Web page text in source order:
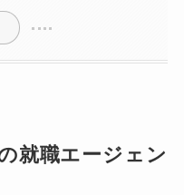
就職エージェン